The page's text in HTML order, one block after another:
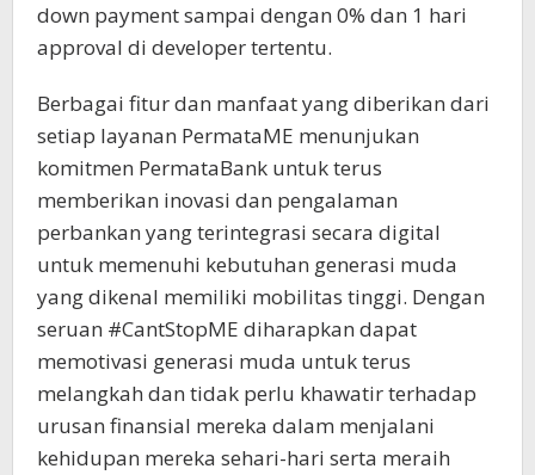
down payment sampai dengan 0% dan 1 hari
approval di developer tertentu.
Berbagai fitur dan manfaat yang diberikan dari
setiap layanan PermataME menunjukan
komitmen PermataBank untuk terus
memberikan inovasi dan pengalaman
perbankan yang terintegrasi secara digital
untuk memenuhi kebutuhan generasi muda
yang dikenal memiliki mobilitas tinggi. Dengan
seruan #CantStopME diharapkan dapat
memotivasi generasi muda untuk terus
melangkah dan tidak perlu khawatir terhadap
urusan finansial mereka dalam menjalani
kehidupan mereka sehari-hari serta meraih